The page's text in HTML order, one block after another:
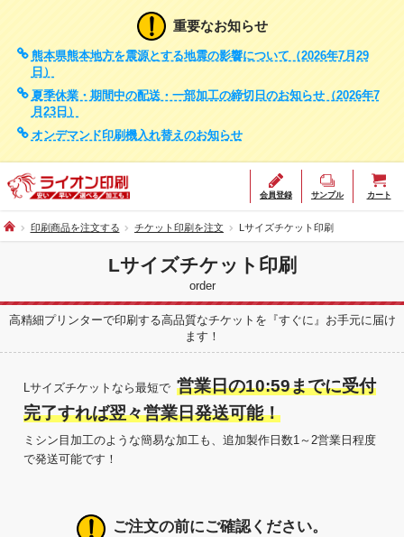
重要なお知らせ
熊本県熊本地方を震源とする地震の影響について（2026年7月29
日）
夏季休業・期間中の配送・一部加工の締切日のお知らせ（2026年7
月23日）
オンデマンド印刷機入れ替えのお知らせ
会員登録 サンプル カート
印刷商品を注文する チケット印刷を注文 Lサイズチケット印刷
Lサイズチケット印刷
order
高精細プリンターで印刷する高品質なチケットを『すぐに』お手元に届け
ます！
Lサイズチケットなら最短で 営業日の10:59までに受付
完了すれば翌々営業日発送可能！
ミシン目加工のような簡易な加工も、追加製作日数1～2営業日程度
で発送可能です！
ご注文の前にご確認ください。